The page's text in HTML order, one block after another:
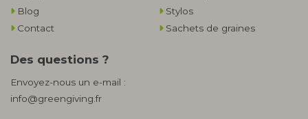
Blog
Contact
Stylos
Sachets de graines
Des questions ?
Envoyez-nous un e-mail :
info@greengiving.fr